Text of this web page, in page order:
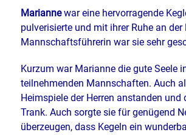
Mariannewar eine hervorragende
pulverisierte und mit ihrer Ruhe an
Mannschaftsführerin war sie sehr
Kurzum war Marianne die gute Seele
teilnehmenden Mannschaften. Auch
Heimspiele der Herren anstanden
Trank. Auch sorgte sie für genügend
überzeugen, dass Kegeln ein